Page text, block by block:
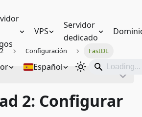
VPS
Servidor
dedicado
Español
Configuración FastDL
2: Configurar